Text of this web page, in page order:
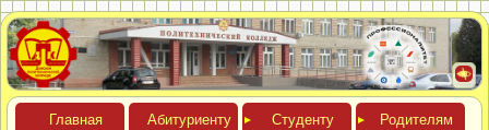
Глав­ная Аби­тури­ен­ту Сту­ден­ту
Роди­телям